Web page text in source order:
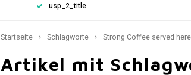
usp_2_title
Startseite Schlagworte Strong Coffee served here
Artikel mit